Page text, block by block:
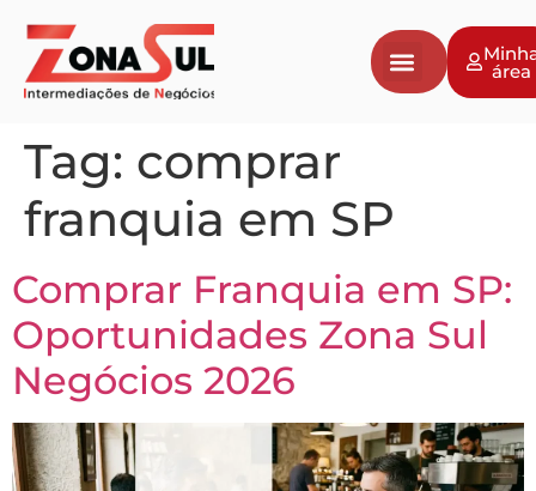
área
Tag: comprar
franquia em SP
Comprar Franquia em SP:
Oportunidades Zona Sul
Negócios 2026